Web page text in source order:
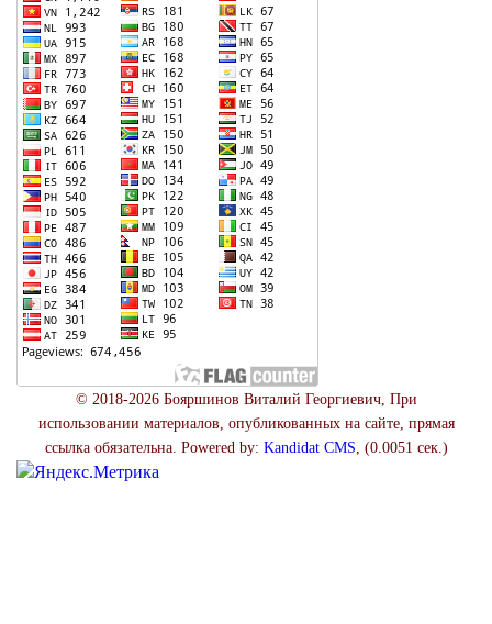
© 2018-2026 Бояршинов Виталий Георгиевич, При
использовании материалов, опубликованных на сайте, прямая
ссылка обязательна. Powered by: Kandidat CMS, (0.0051 сек.)